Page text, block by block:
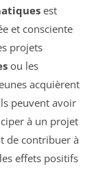
est
et consciente
projets
ou les
acquièrent
peuvent avoir
à un projet
de contribuer à
effets positifs